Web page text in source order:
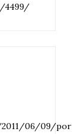
4499/
2011/06/09/